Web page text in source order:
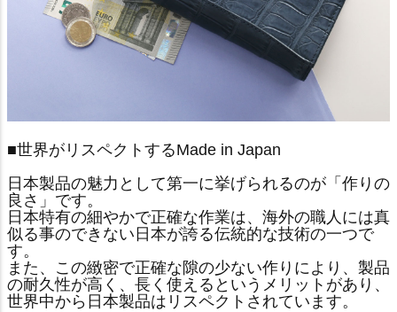
■世界がリスペクトするMade in Japan
日本製品の魅力として第一に挙げられるのが「作りの
良さ」です。
日本特有の細やかで正確な作業は、海外の職人には真
似る事のできない日本が誇る伝統的な技術の一つで
す。
また、この緻密で正確な隙の少ない作りにより、製品
の耐久性が高く、長く使えるというメリットがあり、
世界中から日本製品はリスペクトされています。